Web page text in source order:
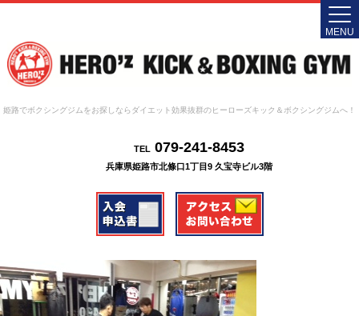
姫路でボクシングジムをお探しならダイエット効果抜群のヒーローズキック＆ボクシングジムへ！
TEL079-241-8453
兵庫県姫路市北條口1丁目9 久宝寺ビル3階
MENU